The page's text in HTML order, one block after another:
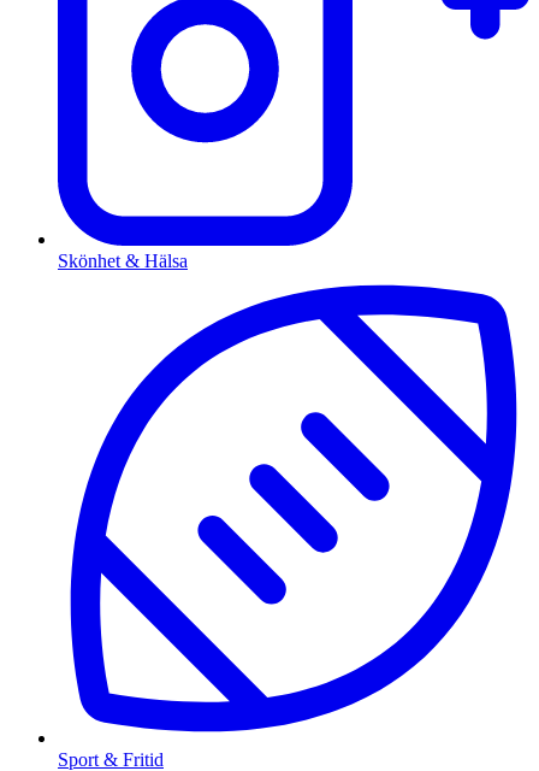
Skönhet & Hälsa
Sport & Fritid